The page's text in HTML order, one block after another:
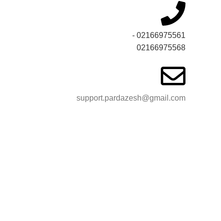
02166975561 -
02166975568
support.pardazesh@gmail.com